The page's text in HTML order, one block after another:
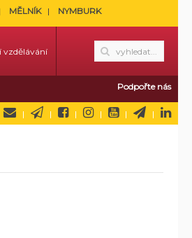
MĚLNÍK NYMBURK
vzdělávání
Podpořte nás